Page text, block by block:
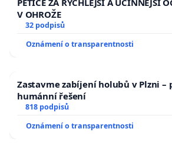
V OHROŽE
32 podpisů
Oznámení o transparentnosti
Zastavme zabíjení holubů v Plzni –
humánní řešení
818 podpisů
Oznámení o transparentnosti